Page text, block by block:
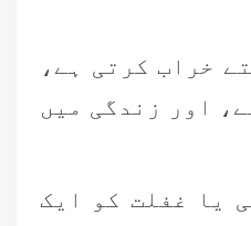
خراب کرتی ہے،
اور زندگی میں
یا غفلت کو ایک